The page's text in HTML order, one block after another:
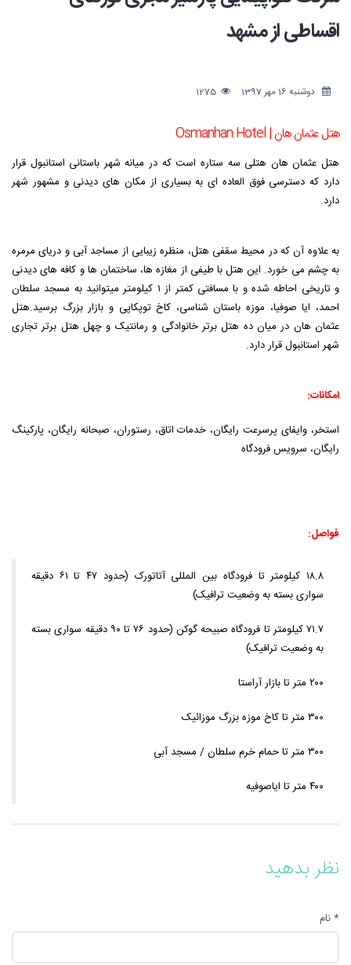
اقساطی از مشهد
دوشنبه 16 مهر 1397
هتل عثمان هان | Osmanhan Hotel
هتل عثمان هان هتلی سه ستاره است که در میانه شهر باستانی استانبول قرار
دارد که دسترسی فوق العاده ای به بسیاری از مکان های دیدنی و مشهور شهر
دارد.
به علاوه آن که در محیط سقفی هتل، منظره زیبایی از مساجد آبی و دریای مرمره
به چشم می خورد. این هتل با طیفی از مغازه ها، ساختمان ها و کافه های دیدنی
و تاریخی احاطه شده و با مسافتی کمتر از ۱ کیلومتر میتوانید به مسجد سلطان
احمد، ایا صوفیا، موزه باستان شناسی، کاخ توپکاپی و بازار بزرگ برسید.هتل
عثمان هان در میان ده هتل برتر خانوادگی و رمانتیک و چهل هتل برتر تجاری
شهر استانبول قرار دارد.
امکانات:
استخر، وایفای پرسرعت رایگان، خدمات اتاق، رستوران، صبحانه رایگان، پارکینگ
رایگان، سرویس فرودگاه
فواصل:
۱۸.۸ کیلومتر تا فرودگاه بین المللی آتاتورک (حدود ۴۷ تا ۶۱ دقیقه
سواری بسته به وضعیت ترافیک)
۷۱.۷ کیلومتر تا فرودگاه صبیحه گوکن (حدود ۷۶ تا ۹۰ دقیقه سواری بسته
به وضعیت ترافیک)
۲۰۰ متر تا بازار آراستا
۳۰۰ متر تا کاخ موزه بزرگ موزائیک
۳۰۰ متر تا حمام خرم سلطان / مسجد آبی
۴۰۰ متر تا ایاصوفیه
نظر بدهید
* نام